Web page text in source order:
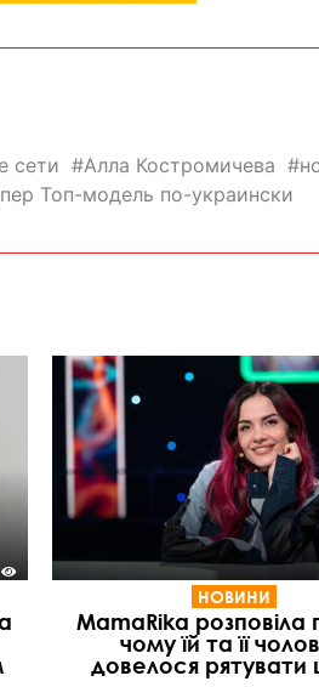
сети Алла Костромичева
Топ-модель по-украински
НОВИНИ
MamaRika розповіла
чому їй та її
довелося